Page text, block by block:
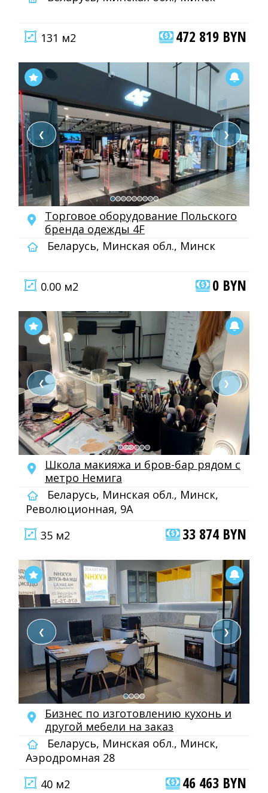
131 м2 472 819 BYN
❮ ❯
Торговое оборудование Польского
бренда одежды 4F
Беларусь, Минская обл., Минск
0.00 м2 0 BYN
❮ ❯
Школа макияжа и бров-бар рядом с
метро Немига
Беларусь, Минская обл., Минск,
Революционная, 9А
35 м2
33 874 BYN
❮ ❯
Бизнес по изготовлению кухонь и
другой мебели на заказ
Беларусь, Минская обл., Минск,
Аэродромная 28
40 м2
46 463 BYN